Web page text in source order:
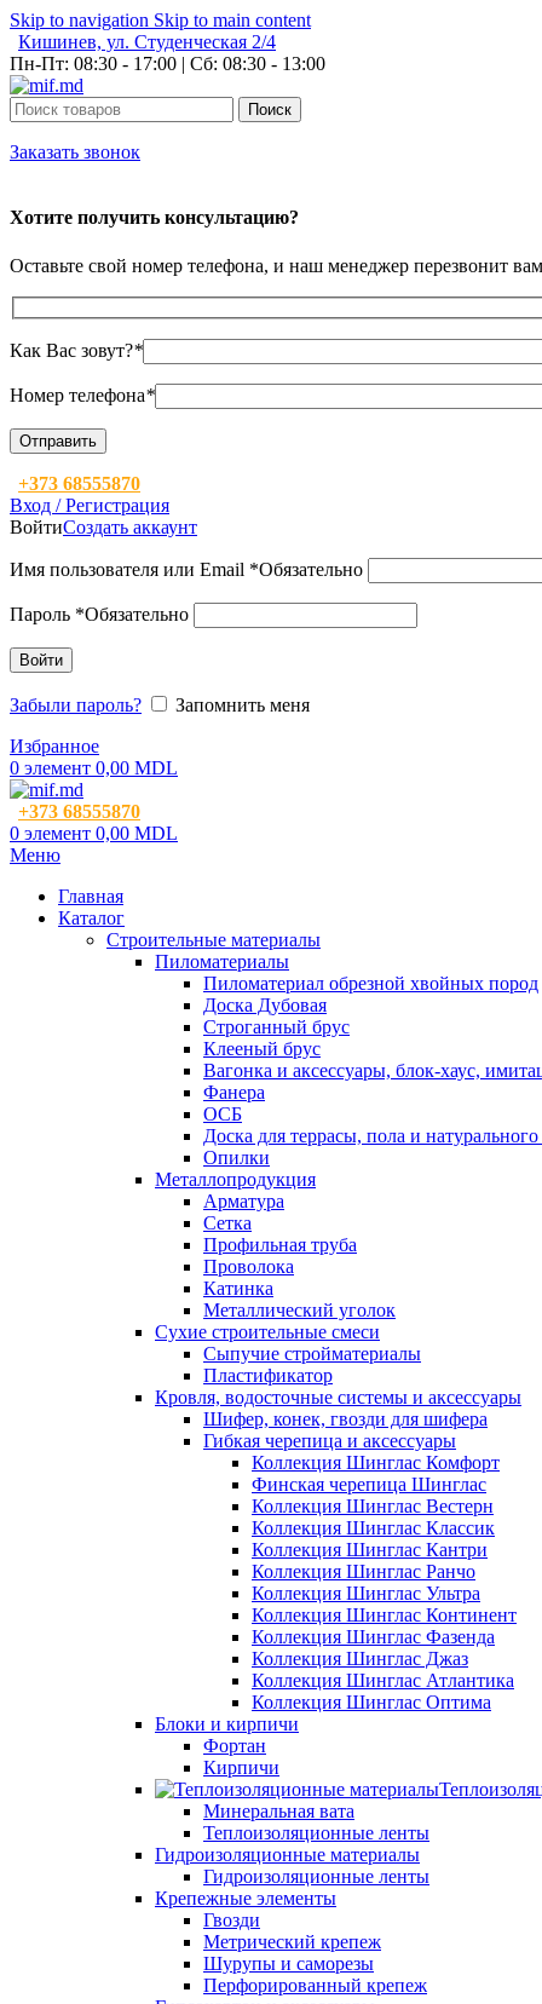
Skip to navigation Skip to main content
Кишинев, ул. Студенческая 2/4
Пн-Пт: 08:30 - 17:00 | Сб: 08:30 - 13:00
Поиск
Заказать звонок
Хотите получить консультацию?
Оставьте свой номер телефона, и наш менеджер перезвонит
Как Вас зовут?*
Номер телефона*
+373 68555870
Вход / Регистрация
ВойтиСоздать аккаунт
Имя пользователя или Email *Обязательно
Пароль *Обязательно
Войти
Забыли пароль?
Запомнить меня
Избранное
0 элемент 0,00 MDL
+373 68555870
0 элемент 0,00 MDL
Меню
Главная
Каталог
Строительные материалы
Пиломатериалы
Пиломатериал обрезной хвойных пород
Доска Дубовая
Строганный брус
Клееный брус
Вагонка и аксессуары, блок-хаус,
Фанера
ОСБ
Доска для террасы, пола и натурального
Опилки
Металлопродукция
Арматура
Сетка
Профильная труба
Проволока
Катинка
Металлический уголок
Сухие строительные смеси
Сыпучие стройматериалы
Пластификатор
Кровля, водосточные системы и аксессуары
Шифер, конек, гвозди для шифера
Гибкая черепица и аксессуары
Коллекция Шинглас Комфорт
Финская черепица Шинглас
Коллекция Шинглас Вестерн
Коллекция Шинглас Классик
Коллекция Шинглас Кантри
Коллекция Шинглас Ранчо
Коллекция Шинглас Ультра
Коллекция Шинглас Континент
Коллекция Шинглас Фазенда
Коллекция Шинглас Джаз
Коллекция Шинглас Атлантика
Коллекция Шинглас Оптима
Блоки и кирпичи
Фортан
Кирпичи
Минеральная вата
Теплоизоляционные ленты
Гидроизоляционные материалы
Гидроизоляционные ленты
Крепежные элементы
Гвозди
Метрический крепеж
Шурупы и саморезы
Перфорированный крепеж